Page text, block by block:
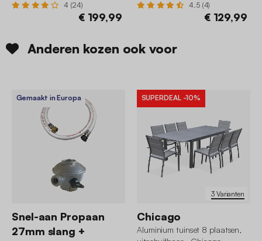
4 (24)
€ 199,99
4.5 (4)
€ 129,99
Anderen kozen ook voor
Gemaakt in Europa
Snel-aan Propaan
27mm slang +
3 Varianten
SUPERDEAL -10%
Chicago
Aluminium tuinset 8 plaatsen,